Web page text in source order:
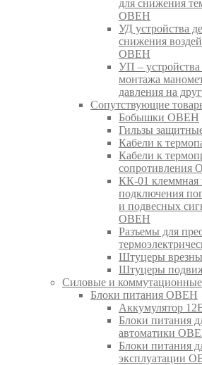
для снижения
ОВЕН
УД устройства
снижения
ОВЕН
УП –
монтажа
давления на
Сопутствующие
Бобышки ОВЕН
Гильзы
Кабели к
Кабели к
сопротивления
КК-01 клеммная
подключения
и подвесных
ОВЕН
Разъемы для
Штуцеры
Штуцеры
Силовые и
Блоки питания ОВЕН
Аккумулятор
Блоки питания
автоматики
Блоки питания
эксплуатации